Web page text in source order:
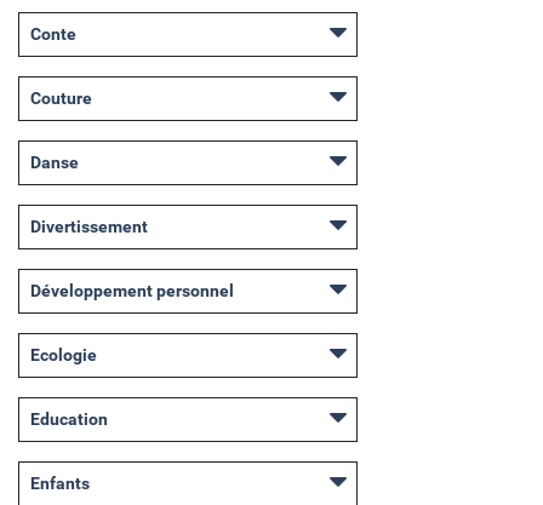
Conte
Couture
Danse
Divertissement
Développement personnel
Ecologie
Education
Enfants